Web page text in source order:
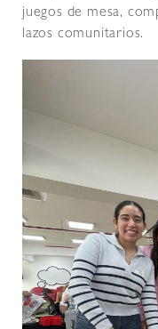
juegos de mesa,
lazos comunitarios.